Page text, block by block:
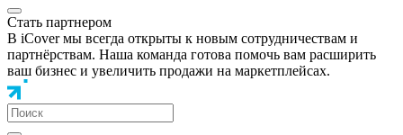
Стать партнером
В iCover мы всегда открыты к новым сотрудничествам и
партнёрствам. Наша команда готова помочь вам расширить
ваш бизнес и увеличить продажи на маркетплейсах.